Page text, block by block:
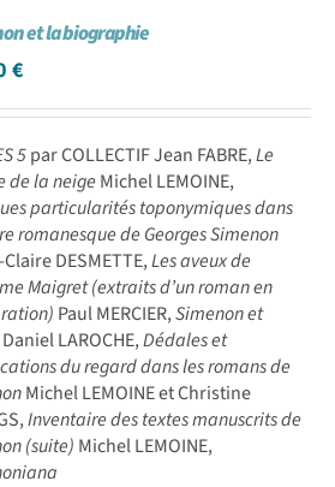
et la biographie
€
5par COLLECTIF Jean FABRE,Le
de la neige Michel LEMOINE,
particularités toponymiques dans
romanesque de Georges Simenon
DESMETTE,Les aveux de
Maigret (extraits d’un roman en
Paul MERCIER,Simenon et
Daniel LAROCHE,Dédales et
du regard dans les romans de
Michel LEMOINE et Christine
Inventaire des textes manuscrits de
(suite) Michel LEMOINE,